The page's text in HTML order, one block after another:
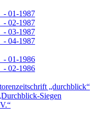
„durchblick“
Siegen